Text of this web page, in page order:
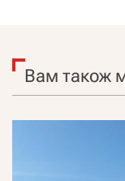
Вам також